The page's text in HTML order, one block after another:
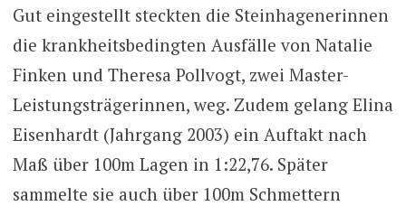
Gut eingestellt steckten die Steinhagenerinnen
die krankheitsbedingten Ausfälle von Natalie
Finken und Theresa Pollvogt, zwei Master-
Leistungsträgerinnen, weg. Zudem gelang Elina
Eisenhardt (Jahrgang 2003) ein Auftakt nach
Maß über 100m Lagen in 1:22,76. Später
sammelte sie auch über 100m Schmettern